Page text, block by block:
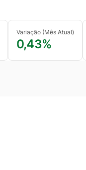
Variação (Mês Atual)
0,43%